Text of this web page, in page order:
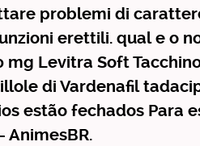
problemi di
erettili. qual e o
Levitra Soft
di Vardenafil
estão fechados Para
AnimesBR.